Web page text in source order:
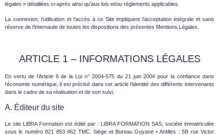
légales » détaillées ci-après ainsi qu’aux lois et/ou règlements applicables.
La connexion, l’utilisation et l’accès à ce Site impliquent l’acceptation intégrale et sans
réserve de l’internaute de toutes les dispositions des présentes Mentions Légales.
ARTICLE 1 – INFORMATIONS LÉGALES
En vertu de l’Article 6 de la Loi n° 2004-575 du 21 juin 2004 pour la confiance dans
l’économie numérique, il est précisé dans cet article l’identité des différents intervenants
dans le cadre de sa réalisation et de son suivi.
A. Éditeur du site
Le site LiBRA Formation est édité par : LIBRA FORMATION SAS, société immatriculée
sous le numéro 821 853 462 TMC. Siège et Bureau Guyane • Antilles : 5B rue Victor